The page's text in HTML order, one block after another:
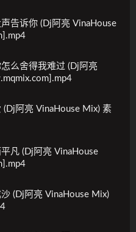
告诉你 (Dj阿亮 VinaHouse
么舍得我难过 (Dj阿亮
(Dj阿亮 VinaHouse Mix) 素
凡 (Dj阿亮 VinaHouse
(Dj阿亮 VinaHouse Mix)